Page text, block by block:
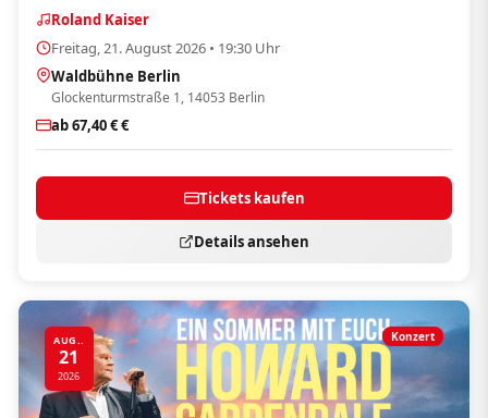
Roland Kaiser
Freitag, 21. August 2026 • 19:30 Uhr
Waldbühne Berlin
Glockenturmstraße 1, 14053 Berlin
ab 67,40 € €
Tickets kaufen
Details ansehen
AUG..
21
2026
Konzert